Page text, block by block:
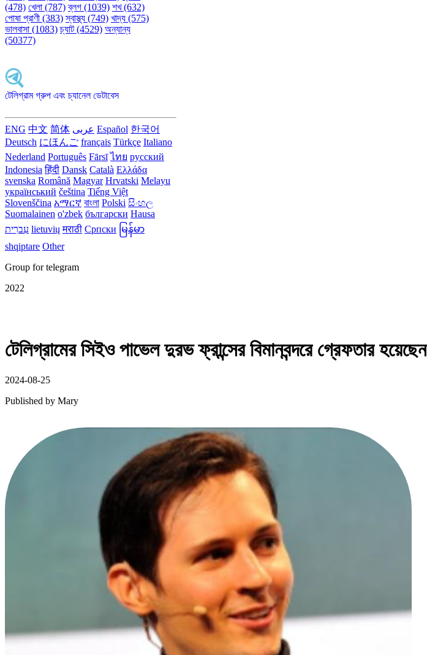
(478) খেলা (787) ব্লগ (1039) শখ (632)
পোষা প্রাণী (383) স্বাস্থ্য (749) খাদ্য (575)
ভালবাসা (1083) চ্যাট (4529) অন্যান্য
(50377)
টেলিগ্রাম গ্রুপ এবং চ্যানেল ডেটাবেস
ENG 中文 简体 عربى Español 한국어
Deutsch にほんご français Türkçe Italiano
Nederland Português Fārsī‎ ไทย русский
Indonesia हिंदी Dansk‎ Català Ελλάδα
svenska Română Magyar Hrvatski Melayu
український čeština Tiếng Việt
Slovenščina አማርኛ বাংলা Polski සිංහල
Suomalainen o'zbek български Hausa
עִברִית lietuvių मराठी Српски မြန်မာ
shqiptare Other
Group for telegram
2022
টেলিগ্রামের সিইও পাভেল দুরভ ফ্রান্সের বিমানবন্দরে গ্রেফতার হয়েছেন
2024-08-25
Published by Mary